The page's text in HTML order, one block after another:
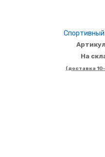
На
(доставка